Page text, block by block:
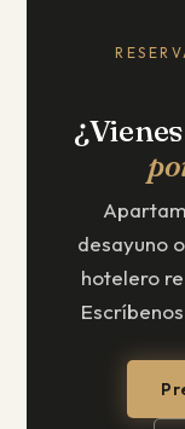
desayuno
hotelero